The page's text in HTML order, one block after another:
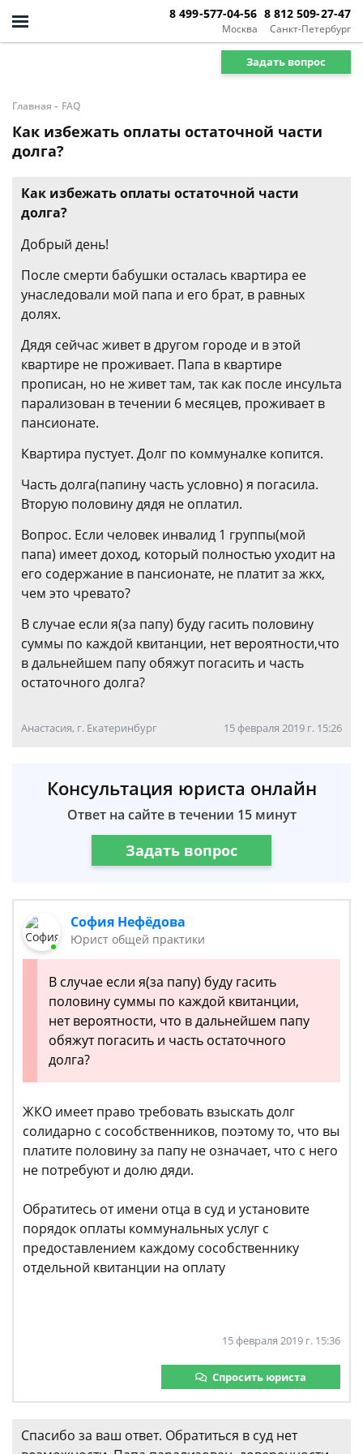
Москва
8 499-577-04-56
Санкт-Петербург
8 812 509-27-47
Задать вопрос
Главная - FAQ
Как избежать оплаты остаточной части
долга?
Как избежать оплаты остаточной части
долга?
Добрый день!
После смерти бабушки осталась квартира ее
унаследовали мой папа и его брат, в равных
долях.
Дядя сейчас живет в другом городе и в этой
квартире не проживает. Папа в квартире
прописан, но не живет там, так как после инсульта
парализован в течении 6 месяцев, проживает в
пансионате.
Квартира пустует. Долг по коммуналке копится.
Часть долга(папину часть условно) я погасила.
Вторую половину дядя не оплатил.
Вопрос. Если человек инвалид 1 группы(мой
папа) имеет доход, который полностью уходит на
его содержание в пансионате, не платит за жкх,
чем это чревато?
В случае если я(за папу) буду гасить половину
суммы по каждой квитанции, нет вероятности,что
в дальнейшем папу обяжут погасить и часть
остаточного долга?
Анастасия, г. Екатеринбург 15 февраля 2019 г. 15:26
Консультация юриста онлайн
Ответ на сайте в течении 15 минут
Задать вопрос
София Нефёдова
Юрист общей практики
В случае если я(за папу) буду гасить
половину суммы по каждой квитанции,
нет вероятности, что в дальнейшем папу
обяжут погасить и часть остаточного
долга?
ЖКО имеет право требовать взыскать долг
солидарно с сособственников, поэтому то, что вы
платите половину за папу не означает, что с него
не потребуют и долю дяди.
Обратитесь от имени отца в суд и установите
порядок оплаты коммунальных услуг с
предоставлением каждому сособственнику
отдельной квитанции на оплату
15 февраля 2019 г. 15:36
Спросить юриста
Спасибо за ваш ответ. Обратиться в суд нет